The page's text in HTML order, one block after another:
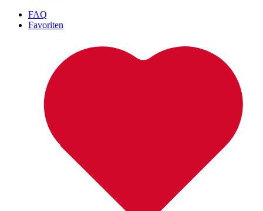
FAQ
Favoriten